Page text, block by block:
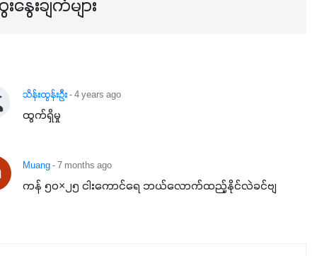
ဖြစ်ပါတယ်။ ဟူးမစ်အက်စစ်ပါဝင်ပေါင်းစပ်ထားတဲ့အတွက်
နှံစားသီးနှံများ၊ပဲအမျိုးမျိုး၊ဟင်းသီးဟင်းရွက်နဲ့ ဥယျာဉ်ခြံသီးနှံ
အားလုံးမှာ အသုံးပြုနိုင်တယ်ဆိုတော့ တစ်မျိုးတည်းနဲ့ အားလုံး
မတ်သီးစုံကို သုံးကြပါစို့....
နွေးချက်များ
သိန်းထွန်းဦး- 4 years ago
ထွက်ရှိမှု
Muang- 7 months ago
ကန် ၅၀×၂၅ ငါးကောင်ရေ ဘယ်လောက်ထည့်နိုင်လဲခင်ဗျ